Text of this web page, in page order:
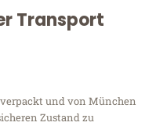
Transport
und von München
Zustand zu